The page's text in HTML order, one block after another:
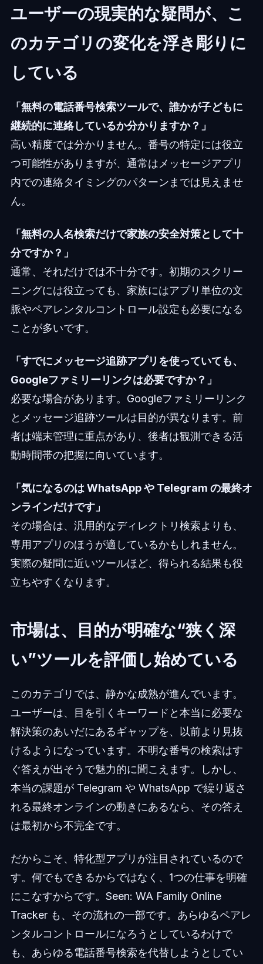
ユーザーの現実的な疑問が、こ
のカテゴリの変化を浮き彫りに
している
「無料の電話番号検索ツールで、誰かが子どもに
継続的に連絡しているか分かりますか？」
高い精度では分かりません。番号の特定には役立
つ可能性がありますが、通常はメッセージアプリ
内での連絡タイミングのパターンまでは見えませ
ん。
「無料の人名検索だけで家族の安全対策として十
分ですか？」
通常、それだけでは不十分です。初期のスクリー
ニングには役立っても、家族にはアプリ単位の文
脈やペアレンタルコントロール設定も必要になる
ことが多いです。
「すでにメッセージ追跡アプリを使っていても、
Googleファミリーリンクは必要ですか？」
必要な場合があります。Googleファミリーリンク
とメッセージ追跡ツールは目的が異なります。前
者は端末管理に重点があり、後者は観測できる活
動時間帯の把握に向いています。
「気になるのは WhatsApp や Telegram の最終オ
ンラインだけです」
その場合は、汎用的なディレクトリ検索よりも、
専用アプリのほうが適しているかもしれません。
実際の疑問に近いツールほど、得られる結果も役
立ちやすくなります。
市場は、目的が明確な“狭く深
い”ツールを評価し始めている
このカテゴリでは、静かな成熟が進んでいます。
ユーザーは、目を引くキーワードと本当に必要な
解決策のあいだにあるギャップを、以前より見抜
けるようになっています。不明な番号の検索はす
ぐ答えが出そうで魅力的に聞こえます。しかし、
本当の課題が Telegram や WhatsApp で繰り返さ
れる最終オンラインの動きにあるなら、その答え
は最初から不完全です。
だからこそ、特化型アプリが注目されているので
す。何でもできるからではなく、1つの仕事を明確
にこなすからです。Seen: WA Family Online
Tracker も、その流れの一部です。あらゆるペアレ
ンタルコントロールになろうとしているわけで
も、あらゆる電話番号検索を代替しようとしてい